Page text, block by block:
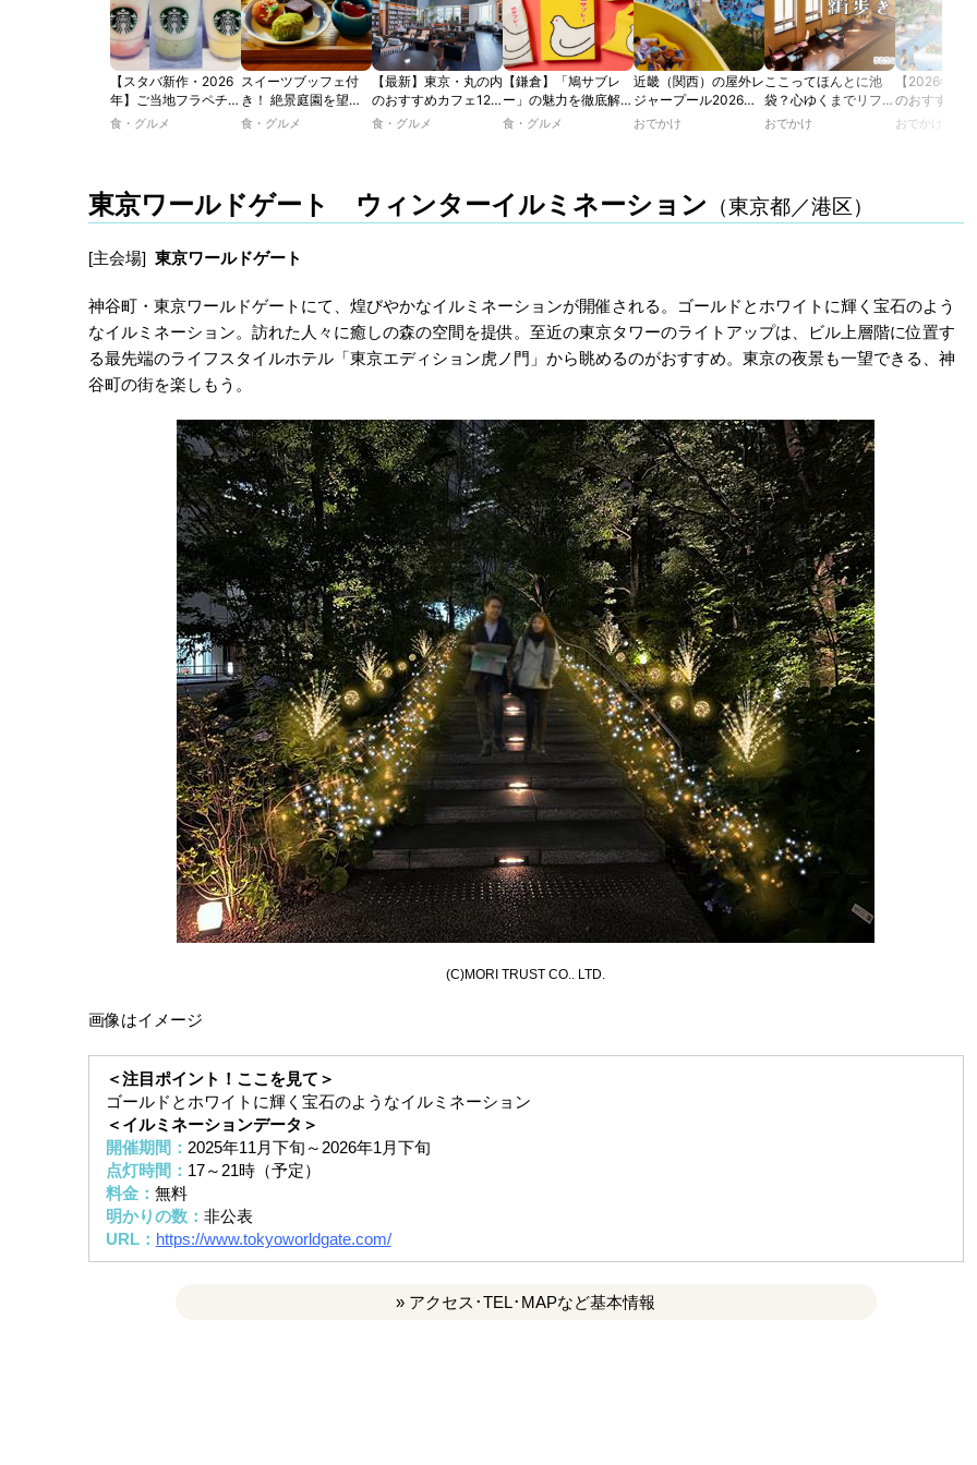
【スタバ新作・2026
年】ご当地フラペチー
ノが新登場！ 地域と
PROGRAM」が青
森・群馬・沖縄で始
動。6種類を飲んで実
食レポート
食・グルメ
スイーツブッフェ付
き！ 絶景庭園を望む
ホテルレストランで味
食・グルメ
【最新】東京・丸の内
のおすすめカフェ12
選｜ひとりでゆったり
ルラウンジまで！
食・グルメ
【鎌倉】「鳩サブレ
ー」の魅力を徹底解
説！ 定番商品から限
食・グルメ
近畿（関西）の屋外レ
ジャープール2026！
ウォータースライダー
おでかけ
ここってほんとに池
袋？心ゆくまでリフレ
ッシュできる池袋・街
おでかけ
【2026年最
のおすすめの
ル人気10選
おでかけ
東京ワールドゲート ウィンターイルミネーション （東京都／港区）
[主会場] 東京ワールドゲート
神谷町・東京ワールドゲートにて、煌びやかなイルミネーションが開催される。ゴールドとホワイトに輝く宝石のよう
なイルミネーション。訪れた人々に癒しの森の空間を提供。至近の東京タワーのライトアップは、ビル上層階に位置す
る最先端のライフスタイルホテル「東京エディション虎ノ門」から眺めるのがおすすめ。東京の夜景も一望できる、神
谷町の街を楽しもう。
(C)MORI TRUST CO.. LTD.
画像はイメージ
＜注目ポイント！ここを見て＞
ゴールドとホワイトに輝く宝石のようなイルミネーション
＜イルミネーションデータ＞
開催期間： 2025年11月下旬～2026年1月下旬
点灯時間： 17～21時（予定）
料金： 無料
明かりの数： 非公表
URL： https://www.tokyoworldgate.com/
» アクセス･TEL･MAPなど基本情報